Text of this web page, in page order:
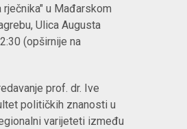
u Mađarskom
Ulica Augusta
(opširnije na
prof. dr. Ive
političkih znanosti u
varijeteti između